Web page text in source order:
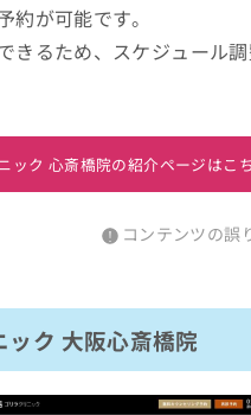
約が可能です。
きるため、スケジュール
ック 心斎橋院の紹介ページはこ
コンテンツの誤
ック 大阪心斎橋院